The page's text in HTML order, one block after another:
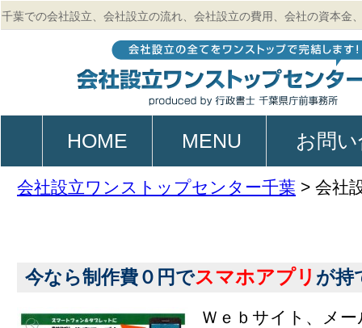
千葉での会社設立、会社設立の流れ、会社設立の費用、会社の資本金
HOME MENU お問
会社設立ワンストップセンター千葉 > 会社
今なら制作費０円でスマホアプリ が持
Ｗｅｂサイト、メ